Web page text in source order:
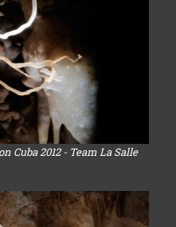
Cuba 2012 - Team La Salle